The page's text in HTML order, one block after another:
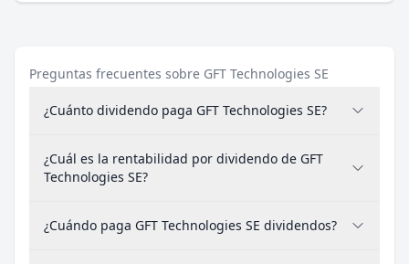
Preguntas frecuentes sobre GFT Technologies SE
¿Cuánto dividendo paga GFT Technologies SE?
¿Cuál es la rentabilidad por dividendo de GFT
Technologies SE?
¿Cuándo paga GFT Technologies SE dividendos?